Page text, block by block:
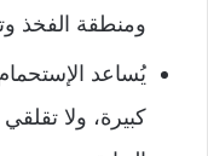
ومنطقة الفخذ
يُساعد
كبيرة، ولا